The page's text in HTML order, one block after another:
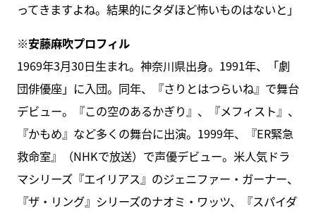
ってきますよね。結果的にタダほど怖いものはないと」
※安藤麻吹プロフィル
1969年3月30日生まれ。神奈川県出身。1991年、「劇
団俳優座」に入団。同年、『さりとはつらいね』で舞台
デビュー。『この空のあるかぎり』、『メフィスト』、
『かもめ』など多くの舞台に出演。1999年、『ER緊急
救命室』（NHKで放送）で声優デビュー。米人気ドラ
マシリーズ『エイリアス』のジェニファー・ガーナー、
『ザ・リング』シリーズのナオミ・ワッツ、『スパイダ